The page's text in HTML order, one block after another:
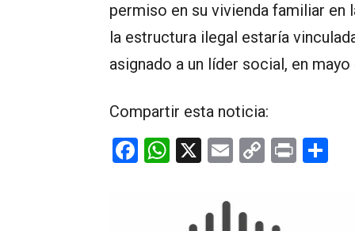
permiso en su vivienda familiar en
la estructura ilegal estaría
asignado a un líder social, en
Compartir esta noticia:
F
W
X
E
C
Pr